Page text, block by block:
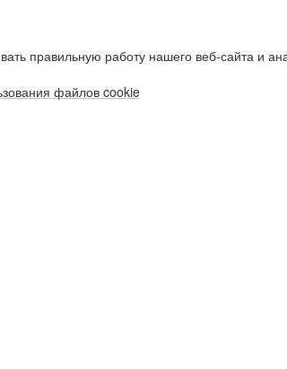
правильную работу нашего веб-сайта и
файлов cookie